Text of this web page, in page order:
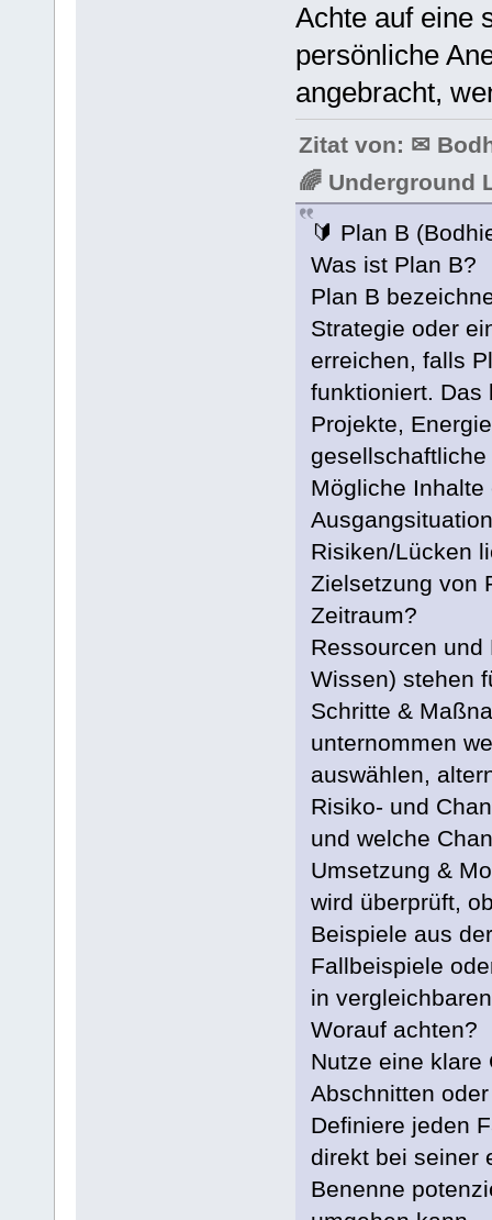
Achte auf eine
persönliche
angebracht,
Zitat von: ✉
🌈 Underground
🔰 Plan B
Was ist Plan B?
Plan B
Strategie oder
erreichen, falls
funktioniert. Das
Projekte,
Mögliche
Risiken/Lücken
Zielsetzung von
Zeitraum?
Ressourcen
Wissen) stehen
Schritte &
unternommen
auswählen,
Risiko- und
und welche
Umsetzung &
wird überprüft,
Beispiele aus
Fallbeispiele
in
Worauf achten?
Nutze eine klare
Abschnitten
Definiere jeden
direkt bei seiner
Benenne